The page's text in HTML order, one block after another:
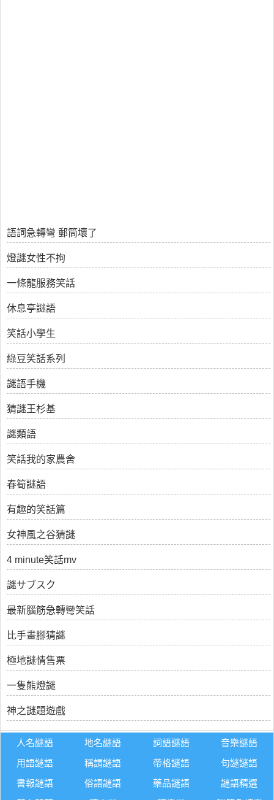
語詞急轉彎 郵筒壞了
燈謎女性不拘
一條龍服務笑話
休息亭謎語
笑話小學生
綠豆笑話系列
謎語手機
猜謎王杉基
謎類語
笑話我的家農舍
春筍謎語
有趣的笑話篇
女神風之谷猜謎
4 minute笑話mv
謎サブスク
最新腦筋急轉彎笑話
比手畫腳猜謎
極地謎情售票
一隻熊燈謎
神之謎題遊戲
人名謎語 地名謎語 詞語謎語
音樂謎語
用語謎語
稱謂謎語 帶格謎語
句謎謎語
書報謎語
俗語謎語 藥品謎語
謎語精選